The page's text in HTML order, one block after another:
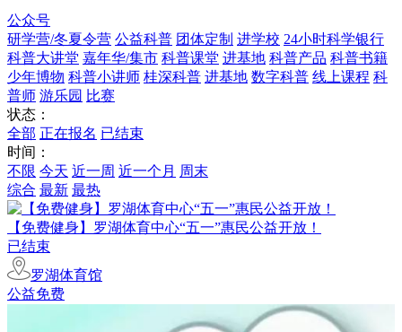
公众号
研学营/冬夏令营 公益科普 团体定制 进学校 24小时科学银行
科普大讲堂 嘉年华/集市 科普课堂 进基地 科普产品 科普书籍
少年博物 科普小讲师 桂深科普 进基地 数字科普 线上课程 科
普师 游乐园 比赛
状态：
全部 正在报名 已结束
时间：
不限 今天 近一周 近一个月 周末
综合 最新 最热
【免费健身】罗湖体育中心“五一”惠民公益开放！
已结束
罗湖体育馆
公益免费